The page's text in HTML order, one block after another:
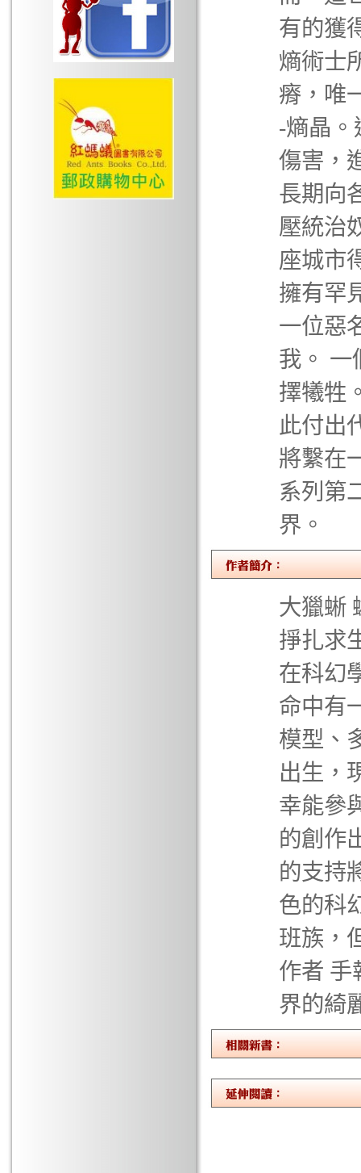
有的獲
熵術士
瘠，唯
-熵晶。
傷害，
長期向
壓統治
座城市
擁有罕
一位惡
我。 一
擇犧牲
此付出
將繫在
系列第
界。
大獵蜥
掙扎求
在科幻
命中有
模型、
出生，
幸能參
的創作
的支持
色的科
班族，
作者 手
界的綺